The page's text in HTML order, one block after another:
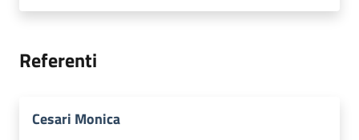
Referenti
Cesari Monica